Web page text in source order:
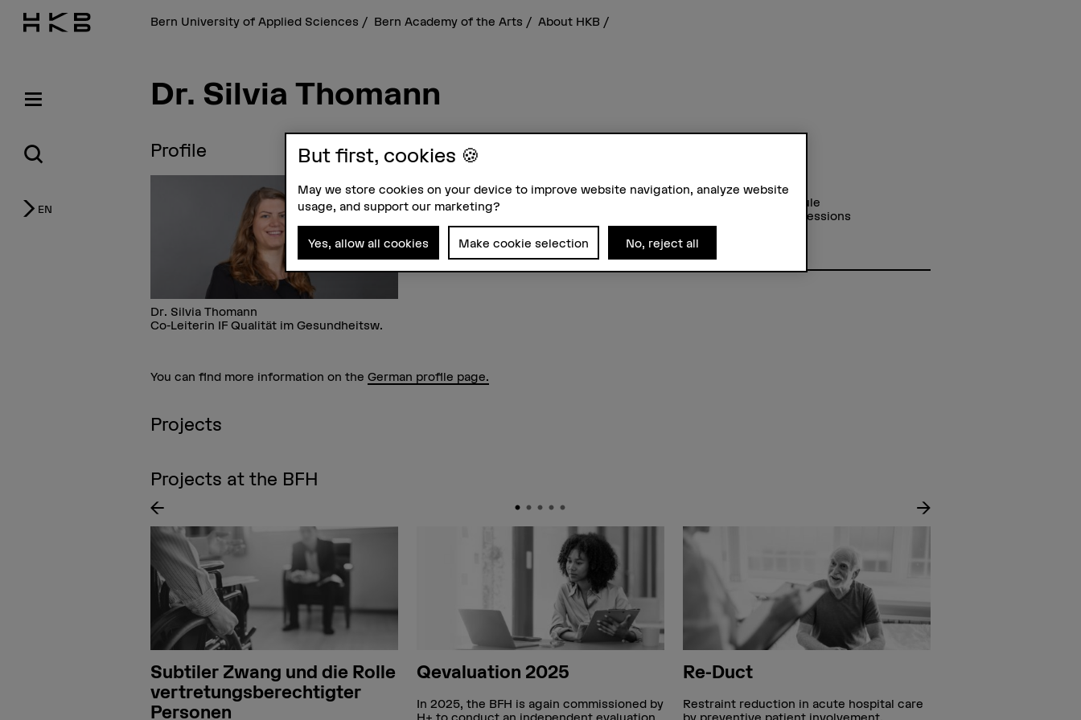
EN
Bern University of Applied Sciences Bern Academy of the Arts About HKB
Dr. Silvia Thomann
Profile
Dr. Silvia Thomann
Co-Leiterin IF Qualität im Gesundheitsw.
Contact
+41 31 848 37 63
Show e-mail
Links
orcid.org/0000-0002-9768-4845
Address
Berner Fachhochschule
School of Health Professions
Fachbereich Pflege
Stadtbachstrasse 64
3012 Bern
You can find more information on theGerman profile page.
Projects
Projects at the BFH
Subtiler Zwang und die Rolle
vertretungsberechtigter
Personen
Qevaluation 2025
In 2025, the BFH is again commissioned by
H+ to conduct an independent evaluation
Re-Duct
Restraint reduction in acute hospital care
by preventive patient involvement.
But first, cookies 🍪
May we store cookies on your device to improve website navigation, analyze website
usage, and support our marketing?
Yes, allow all cookies Make cookie selection No, reject all